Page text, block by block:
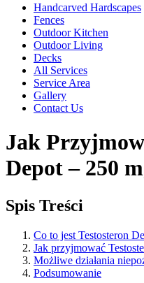
Handcarved Hardscapes
Fences
Outdoor Kitchen
Outdoor Living
Decks
All Services
Service Area
Gallery
Contact Us
Jak
Depot – 250
Spis Treści
Co to jest Testosteron
Jak przyjmować
Możliwe działania
Podsumowanie